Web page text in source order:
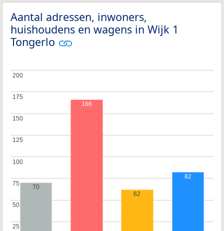
Aantal adressen, inwoners,
huishoudens en wagens in Wijk 1
Tongerlo
25
25
50
50
75
75
100
100
125
125
150
150
175
175
200
200
70
166
62
82